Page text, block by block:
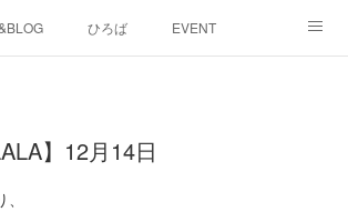
ひろば EVENT
】12月14日